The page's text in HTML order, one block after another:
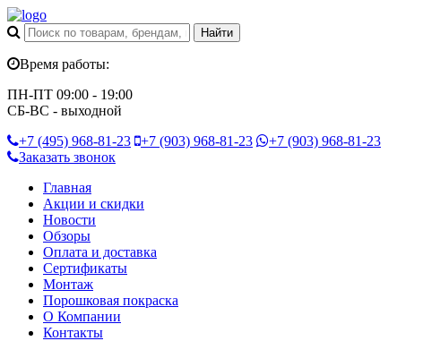
Время работы:
ПН-ПТ 09:00 - 19:00
СБ-ВС - выходной
+7 (495) 968-81-23 +7 (903) 968-81-23 +7 (903) 968-81-23
Заказать звонок
Главная
Акции и скидки
Новости
Обзоры
Оплата и доставка
Сертификаты
Монтаж
Порошковая покраска
О Компании
Контакты